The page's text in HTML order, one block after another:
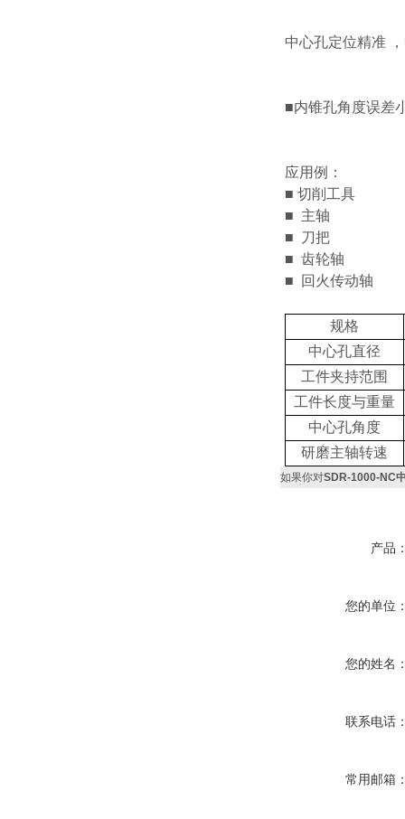
中心孔定位精准
■内锥孔角度误差
应用例：
■ 切削工具
■ 主轴
■
刀把
■ 齿轮轴
■
回火传动轴
规格
中心孔直径
工件夹持范围
工件长度与重量
中心孔角度
研磨主轴转速
如果你对SDR-1000-NC
产品
您的单位
您的姓名
联系电话
常用邮箱